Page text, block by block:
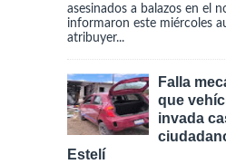
asesinados a balazos en el
informaron este miércoles
atribuyer...
Falla
que
invada
Estelí